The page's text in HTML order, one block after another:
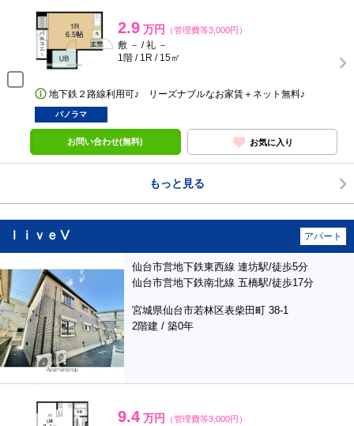
2.9 万円 （管理費等3,000円）
敷 － / 礼 －
1階 / 1R / 15㎡
地下鉄２路線利用可♪ リーズナブルなお家賃＋ネット無料♪
パノラマ
お問い合わせ(無料) お気に入り
もっと見る
ｌｉｖｅⅤ アパート
仙台市営地下鉄東西線 連坊駅/徒歩5分
仙台市営地下鉄南北線 五橋駅/徒歩17分
宮城県仙台市若林区表柴田町 38-1
2階建 / 築0年
9.4 万円 （管理費等3,000円）